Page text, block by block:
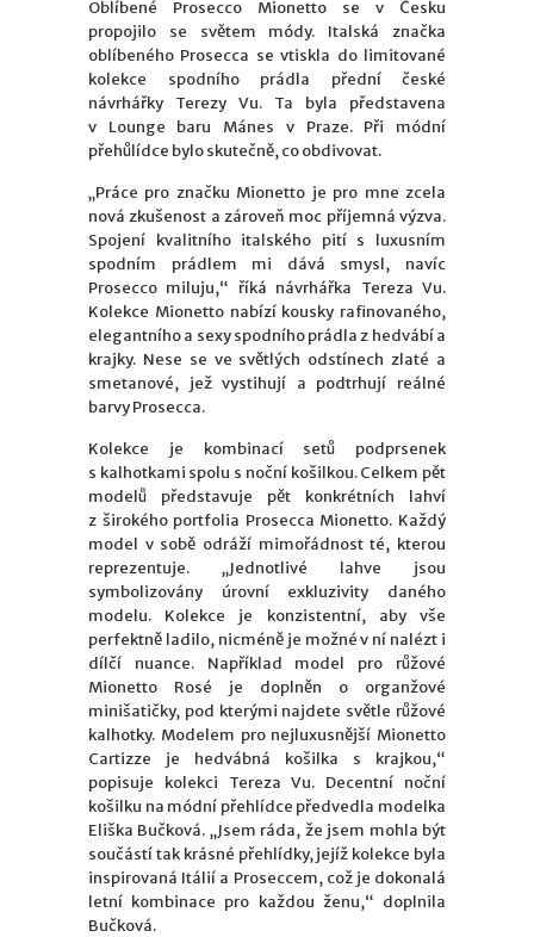
Oblíbené Prosecco Mionetto se v Česku
propojilo se světem módy. Italská značka
oblíbeného Prosecca se vtiskla do limitované
kolekce spodního prádla přední české
návrhářky Terezy Vu. Ta byla představena
v Lounge baru Mánes v Praze. Při módní
přehůlídce bylo skutečně, co obdivovat.
„Práce pro značku Mionetto je pro mne zcela
nová zkušenost a zároveň moc příjemná výzva.
Spojení kvalitního italského pití s luxusním
spodním prádlem mi dává smysl, navíc
Prosecco miluju,“ říká návrhářka Tereza Vu.
Kolekce Mionetto nabízí kousky rafinovaného,
elegantního a sexy spodního prádla z hedvábí a
krajky. Nese se ve světlých odstínech zlaté a
smetanové, jež vystihují a podtrhují reálné
barvy Prosecca.
Kolekce je kombinací setů podprsenek
s kalhotkami spolu s noční košilkou. Celkem pět
modelů představuje pět konkrétních lahví
z širokého portfolia Prosecca Mionetto. Každý
model v sobě odráží mimořádnost té, kterou
reprezentuje. „Jednotlivé lahve jsou
symbolizovány úrovní exkluzivity daného
modelu. Kolekce je konzistentní, aby vše
perfektně ladilo, nicméně je možné v ní nalézt i
dílčí nuance. Například model pro růžové
Mionetto Rosé je doplněn o organžové
minišatičky, pod kterými najdete světle růžové
kalhotky. Modelem pro nejluxusnější Mionetto
Cartizze je hedvábná košilka s krajkou,“
popisuje kolekci Tereza Vu. Decentní noční
košilku na módní přehlídce předvedla modelka
Eliška Bučková. „Jsem ráda, že jsem mohla být
součástí tak krásné přehlídky, jejíž kolekce byla
inspirovaná Itálií a Proseccem, což je dokonalá
letní kombinace pro každou ženu,“ doplnila
Bučková.